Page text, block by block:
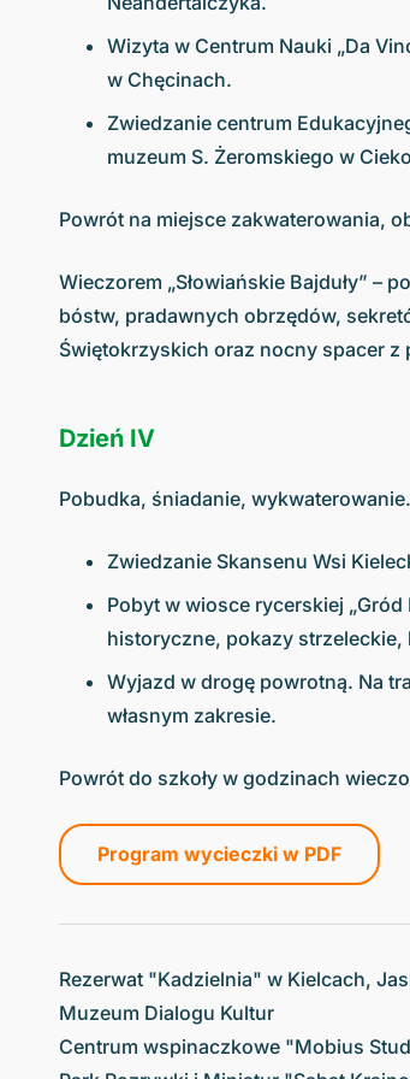
Wizyta w Centrum Nauki „Da
w Chęcinach.
Zwiedzanie centrum
muzeum S. Żeromskiego w
Powrót na miejsce zakwaterowania,
Wieczorem „Słowiańskie Bajduły” –
bóstw, pradawnych obrzędów,
Świętokrzyskich oraz nocny spacer z
Dzień IV
Pobudka, śniadanie, wykwaterowanie.
Zwiedzanie Skansenu Wsi
Pobyt w wiosce rycerskiej „Gród
historyczne, pokazy strzeleckie,
Wyjazd w drogę powrotną. Na
własnym zakresie.
Powrót do szkoły w godzinach
Program wycieczki w PDF
Rezerwat "Kadzielnia" w Kielcach,
Muzeum Dialogu Kultur
Centrum wspinaczkowe "Mobius